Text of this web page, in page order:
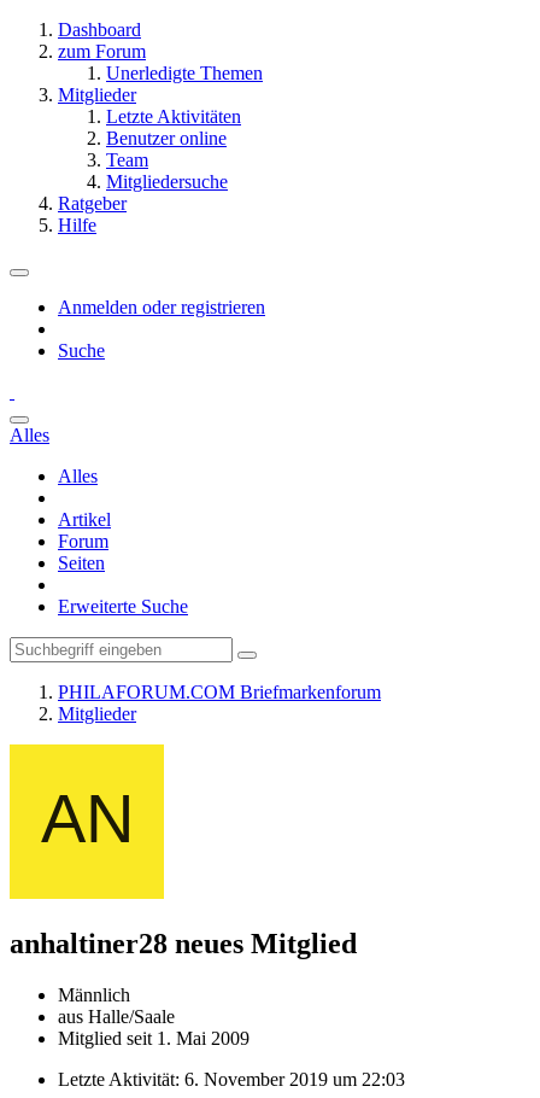
Dashboard
zum Forum
Unerledigte Themen
Mitglieder
Letzte Aktivitäten
Benutzer online
Team
Mitgliedersuche
Ratgeber
Hilfe
Anmelden oder registrieren
Suche
Alles
Alles
Artikel
Forum
Seiten
Erweiterte Suche
PHILAFORUM.COM Briefmarkenforum
Mitglieder
anhaltiner28 neues Mitglied
Männlich
aus Halle/Saale
Mitglied seit 1. Mai 2009
Letzte Aktivität: 6. November 2019 um 22:03